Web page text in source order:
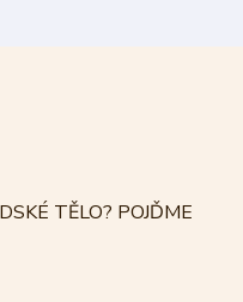
TĚLO? POJĎME